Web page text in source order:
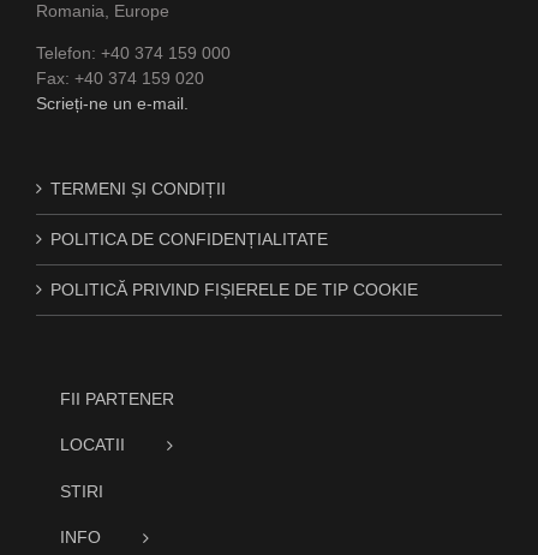
Romania, Europe
Telefon: +40 374 159 000
Fax: +40 374 159 020
Scrieți-ne un e-mail.
TERMENI ȘI CONDIȚII
POLITICA DE CONFIDENȚIALITATE
POLITICĂ PRIVIND FIȘIERELE DE TIP COOKIE
FII PARTENER
LOCATII
STIRI
INFO